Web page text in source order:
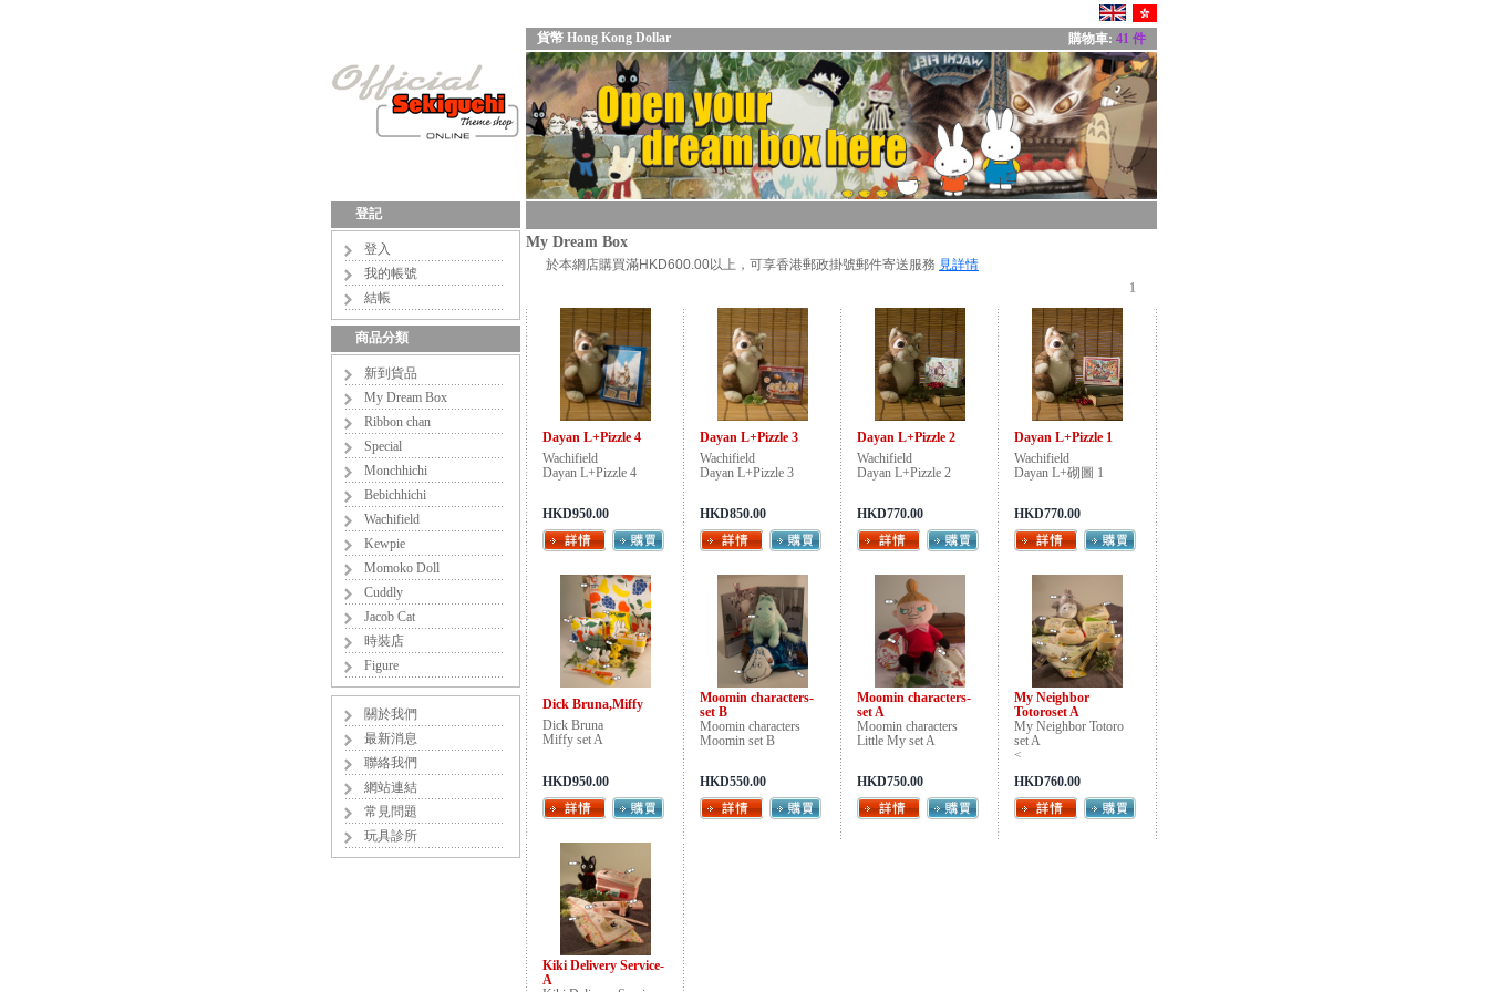
貨幣 Hong Kong Dollar 購物車: 41 件
登記
登入
我的帳號
結帳
商品分類
新到貨品
My Dream Box
Ribbon chan
Special
Monchhichi
Bebichhichi
Wachifield
Kewpie
Momoko Doll
Cuddly
Jacob Cat
時裝店
Figure
關於我們
最新消息
聯絡我們
網站連結
常見問題
玩具診所
My Dream Box
於本網店購買滿HKD600.00以上，可享香港郵政掛號郵件寄送服務 見詳情
1
Dayan L+Pizzle 4
Wachifield
Dayan L+Pizzle 4
HKD950.00
Dayan L+Pizzle 3
Wachifield
Dayan L+Pizzle 3
HKD850.00
Dayan L+Pizzle 2
Wachifield
Dayan L+Pizzle 2
HKD770.00
Dayan L+Pizzle 1
Wachifield
Dayan L+砌圖 1
HKD770.00
Dick Bruna,Miffy
Dick Bruna
Miffy set A
HKD950.00
Moomin characters-
set B
Moomin characters
Moomin set B
HKD550.00
Moomin characters-
set A
Moomin characters
Little My set A
HKD750.00
My Neighbor
Totoroset A
My Neighbor Totoro
set A
<
HKD760.00
Kiki Delivery Service-
A